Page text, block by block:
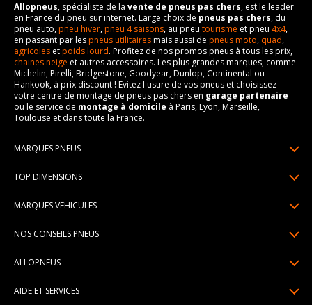
Allopneus, spécialiste de la vente de pneus pas chers, est le leader
en France du pneu sur internet. Large choix de pneus pas chers, du
pneu auto,pneu hiver,pneu 4 saisons, au pneu tourisme et pneu 4x4,
en passant par lespneus utilitairesmais aussi de pneus moto, quad,
agricoles etpoids lourd. Profitez de nos promos pneus à tous les prix,
chaines neige et autres accessoires. Les plus grandes marques, comme
Michelin, Pirelli, Bridgestone, Goodyear, Dunlop, Continental ou
Hankook, à prix discount ! Evitez l'usure de vos pneus et choisissez
votre centre de montage de pneus pas chers en garage partenaire
ou le service de montage à domicile à Paris, Lyon, Marseille,
Toulouse et dans toute la France.
MARQUES PNEUS
Pneus Continental
Pneus Hankook
Pneus Dunlop
TOP DIMENSIONS
195/65R15
205/60R16
MARQUES VEHICULES
Peugeot
NOS CONSEILS PNEUS
Pression pneu
ALLOPNEUS
AIDE ET SERVICES